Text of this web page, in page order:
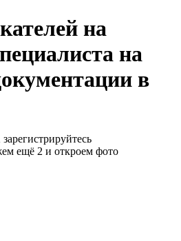
на
на
в
ещё 2 и откроем фото